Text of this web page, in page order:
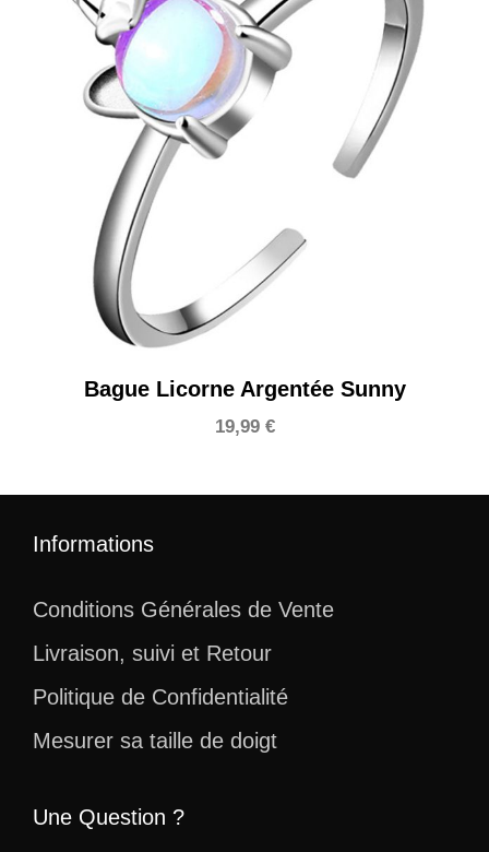
Bague Licorne Argentée Sunny
19,99 €
Informations
Conditions Générales de Vente
Livraison, suivi et Retour
Politique de Confidentialité
Mesurer sa taille de doigt
Une Question ?